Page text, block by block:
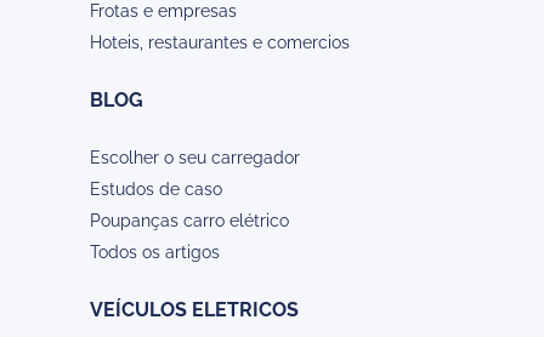
Frotas e empresas
Hoteis, restaurantes e comercios
BLOG
Escolher o seu carregador
Estudos de caso
Poupanças carro elétrico
Todos os artigos
VEÍCULOS ELETRICOS